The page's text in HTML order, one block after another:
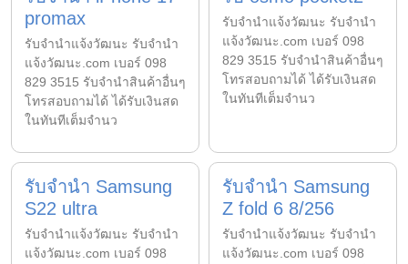
promax
รับจํานําแจ้งวัฒนะ รับจํานํา
แจ้งวัฒนะ.com เบอร์ 098
829 3515 รับจำนำสินค้าอื่นๆ
โทรสอบถามได้ ได้รับเงินสด
ในทันทีเต็มจำนว
รับจํานําแจ้งวัฒนะ รับจํานํา
แจ้งวัฒนะ.com เบอร์ 098
829 3515 รับจำนำสินค้าอื่นๆ
โทรสอบถามได้ ได้รับเงินสด
ในทันทีเต็มจำนว
รับจำนำ Samsung
S22 ultra
รับจํานําแจ้งวัฒนะ รับจํานํา
แจ้งวัฒนะ.com เบอร์ 098
รับจำนำ Samsung
Z fold 6 8/256
รับจํานําแจ้งวัฒนะ รับจํานํา
แจ้งวัฒนะ.com เบอร์ 098